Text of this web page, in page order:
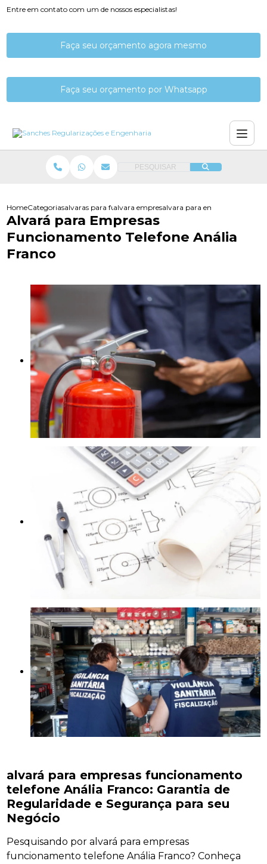
Entre em contato com um de nossos especialistas!
Faça seu orçamento agora mesmo
Faça seu orçamento por Whatsapp
PESQUISAR
HomeCategoriasalvaras para funcionamentoalvara empresa funcionamento
alvara para empresas
Alvará para Empresas
Funcionamento Telefone Anália
Franco
alvará para empresas funcionamento
telefone Anália Franco: Garantia de
Regularidade e Segurança para seu
Negócio
Pesquisando por alvará para empresas
funcionamento telefone Anália Franco? Conheça